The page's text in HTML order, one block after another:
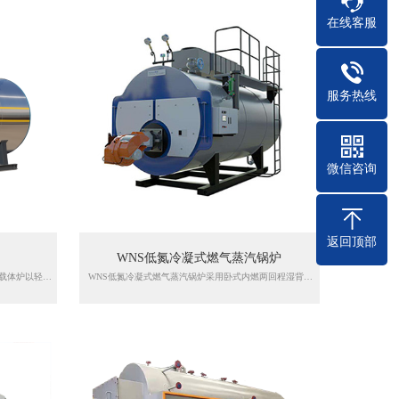
WNS低氮冷凝式燃气蒸汽锅炉
WNS低氮冷凝式燃气蒸汽锅炉采用卧式内燃两回程湿背式结构，波形组合炉胆为第一回程，第二回程由螺纹烟管构成，锅炉的后管板不受高温烟气的直接冲刷，工作条件改善。同时，该结构使得锅炉后部散热损失大为减少。为提高热效率，该型锅炉前烟箱出口处依次布置有节能器、冷凝器，其节能效果显著。
在线客服
服务热线
微信咨询
返回顶部